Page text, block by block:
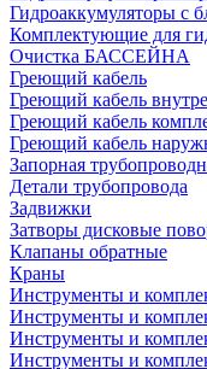
Гидроаккумуляторы
Комплектующие для
Очистка БАССЕЙНА
Греющий кабель
Греющий кабель
Греющий кабель
Греющий кабель
Запорная
Детали трубопровода
Задвижки
Затворы дисковые
Клапаны обратные
Краны
Инструменты и
Инструменты и
Инструменты и
Инструменты и